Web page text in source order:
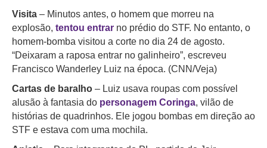
Visita – Minutos antes, o homem que morreu na
explosão, tentou entrar no prédio do STF. No entanto, o
homem-bomba visitou a corte no dia 24 de agosto.
“Deixaram a raposa entrar no galinheiro”, escreveu
Francisco Wanderley Luiz na época. (CNN/Veja)
Cartas de baralho – Luiz usava roupas com possível
alusão à fantasia do personagem Coringa, vilão de
histórias de quadrinhos. Ele jogou bombas em direção ao
STF e estava com uma mochila.